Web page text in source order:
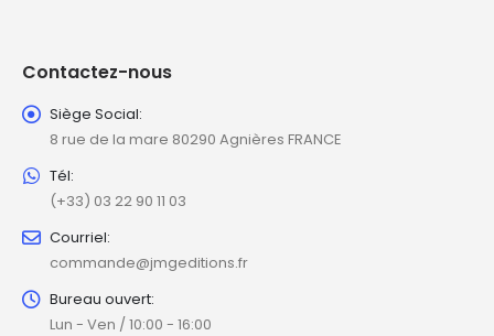
Contactez-nous
Siège Social:
8 rue de la mare 80290 Agnières FRANCE
Tél:
(+33) 03 22 90 11 03
Courriel:
commande@jmgeditions.fr
Bureau ouvert:
Lun - Ven / 10:00 - 16:00